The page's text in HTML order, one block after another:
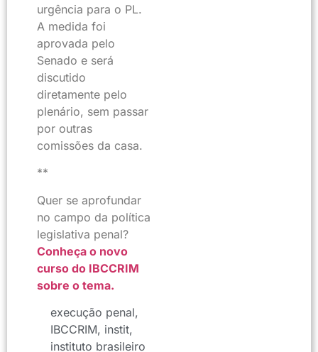
urgência para o PL.
A medida foi
aprovada pelo
Senado e será
discutido
diretamente pelo
plenário, sem passar
por outras
comissões da casa.
**
Quer se aprofundar
no campo da política
legislativa penal?
Conheça o novo
curso do IBCCRIM
sobre o tema.
execução penal,
IBCCRIM, instit,
instituto brasileiro